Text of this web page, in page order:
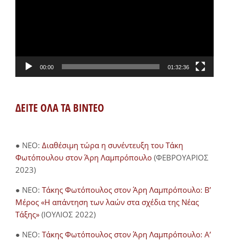
00:00 01:32:36
ΔΕΙΤΕ ΟΛΑ ΤΑ ΒΙΝΤΕΟ
● NEO: Διαθέσιμη τώρα η συνέντευξη του Τάκη
Φωτόπουλου στον Άρη Λαμπρόπουλο (ΦΕΒΡΟΥΑΡΙΟΣ
2023)
● NEO: Τάκης Φωτόπουλος στον Άρη Λαμπρόπουλο: Β’
Μέρος «Η απάντηση των λαών στα σχέδια της Νέας
Τάξης» (ΙΟΥΛΙΟΣ 2022)
● NEO: Τάκης Φωτόπουλος στον Άρη Λαμπρόπουλο: Α’